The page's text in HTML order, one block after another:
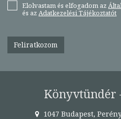
Elolvastam és elfogadom az
és az Adatkezelési Tájékoztatót
Feliratkozom
Könyvtündér
1047 Budapest,